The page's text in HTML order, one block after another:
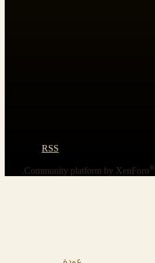
RSS
Community platform by XenForo®